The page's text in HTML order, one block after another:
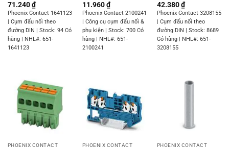
71.240₫
Phoenix Contact 1641123
| Cụm đấu nối theo
đường DIN | Stock: 94 Có
hàng | NHL#: 651-
1641123
11.960₫
Phoenix Contact 2100241
| Công cụ cụm đấu nối &
phụ kiện | Stock: 700 Có
hàng | NHL#: 651-
2100241
42.380₫
Phoenix Contact 3208155
| Cụm đấu nối theo
đường DIN | Stock: 8689
Có hàng | NHL#: 651-
3208155
PHOENIX CONTACT PHOENIX CONTACT PHOENIX CONTACT